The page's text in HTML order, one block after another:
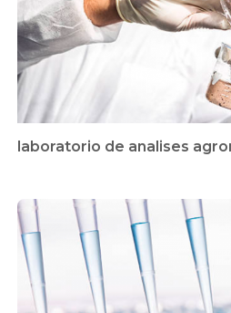
laboratorio de analises